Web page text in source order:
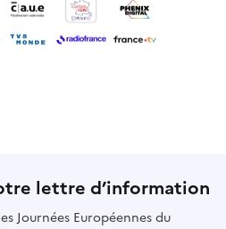
lettre d’information
Journées Européennes du